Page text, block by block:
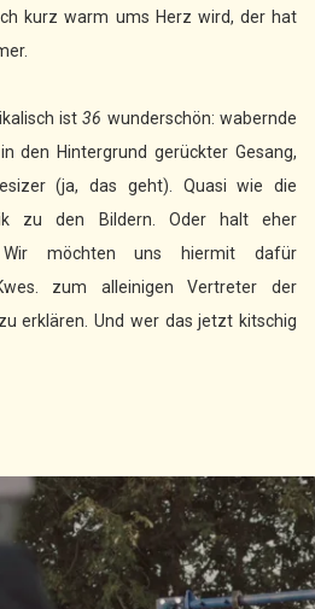
kurz warm ums Herz wird, der hat
ist36 wunderschön: wabernde
den Hintergrund gerückter Gesang,
(ja, das geht). Quasi wie die
zu den Bildern. Oder halt eher
Wir möchten uns hiermit dafür
zum alleinigen Vertreter der
erklären. Und wer das jetzt kitschig